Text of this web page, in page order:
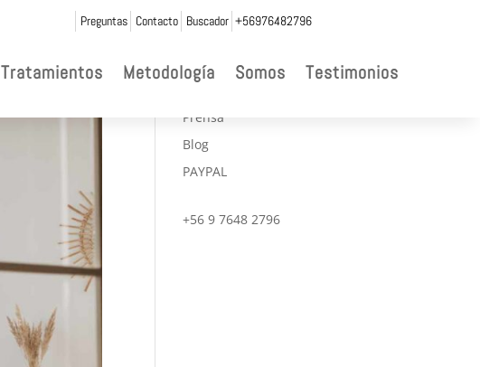
Preguntas Contacto Buscador +56976482796
Tratamientos Metodología Somos Testimonios
Prensa
Blog
PAYPAL
+56 9 7648 2796